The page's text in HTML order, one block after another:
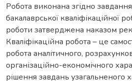
Робота виконана згідно
бакалаврської кваліфікаційної
роботи затверджена наказом
Кваліфікаційна робота – це
робота аналітичного,
організаційно-економічного
рішення завдань узагальненого